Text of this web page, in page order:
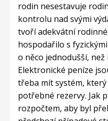
rodin nesestavuje
kontrolu nad svými
tvoří adekvátní
hospodařilo s
o něco jednodušší,
Elektronické peníze
třeba mít systém,
potřebné rezervy. Jak
rozpočtem, aby byl